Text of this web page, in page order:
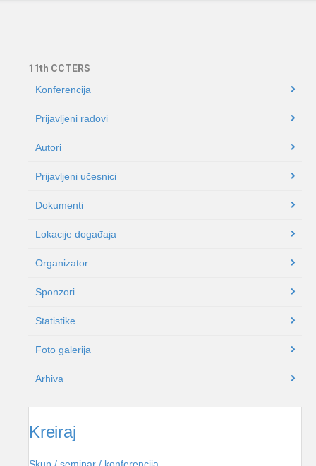
11th CCTERS
Konferencija
Prijavljeni radovi
Autori
Prijavljeni učesnici
Dokumenti
Lokacije događaja
Organizator
Sponzori
Statistike
Foto galerija
Arhiva
Kreiraj